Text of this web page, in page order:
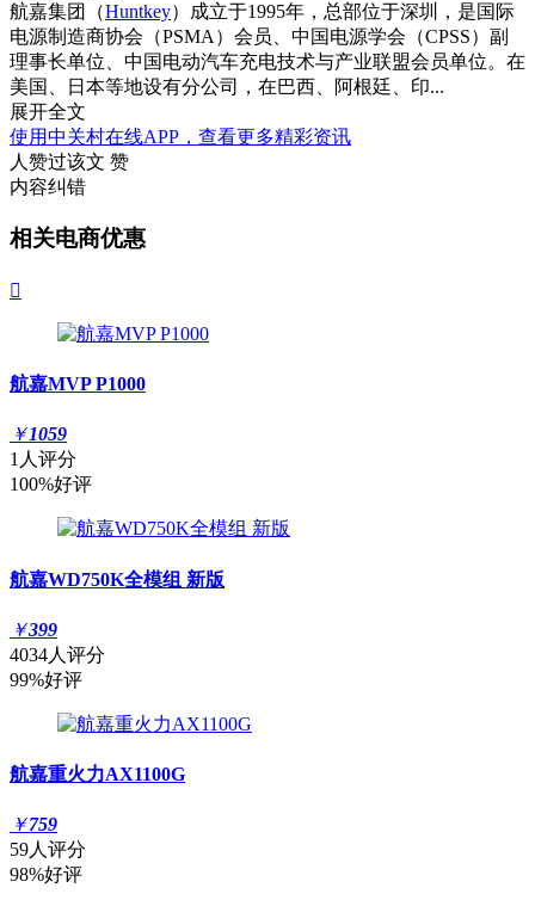
航嘉集团（Huntkey）成立于1995年，总部位于深圳，是国际
电源制造商协会（PSMA）会员、中国电源学会（CPSS）副
理事长单位、中国电动汽车充电技术与产业联盟会员单位。在
美国、日本等地设有分公司，在巴西、阿根廷、印...
展开全文
使用中关村在线APP，查看更多精彩资讯
人赞过该文 赞
内容纠错
相关电商优惠

航嘉MVP P1000
￥1059
1人评分
100%好评
航嘉WD750K全模组 新版
￥399
4034人评分
99%好评
航嘉重火力AX1100G
￥759
59人评分
98%好评